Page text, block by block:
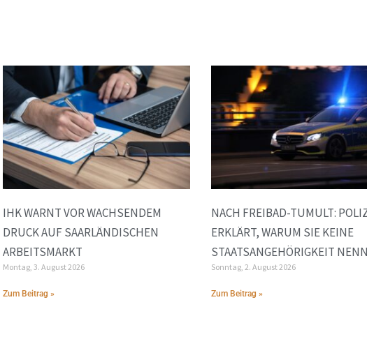
IHK WARNT VOR WACHSENDEM
DRUCK AUF SAARLÄNDISCHEN
ARBEITSMARKT
Montag, 3. August 2026
Zum Beitrag »
NACH FREIBAD-TUMULT:
ERKLÄRT, WARUM SIE KEINE
STAATSANGEHÖRIGKEIT
Sonntag, 2. August 2026
Zum Beitrag »